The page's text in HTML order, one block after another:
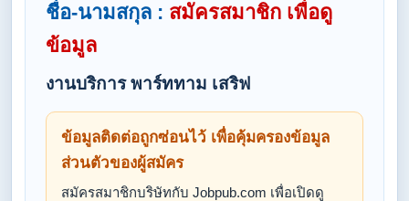
ชื่อ-นามสกุล : สมัครสมาชิก เพื่อดู
ข้อมูล
งานบริการ พาร์ททาม เสริฟ
ข้อมูลติดต่อถูกซ่อนไว้ เพื่อคุ้มครองข้อมูล
ส่วนตัวของผู้สมัคร
สมัครสมาชิกบริษัทกับ Jobpub.com เพื่อเปิดดู